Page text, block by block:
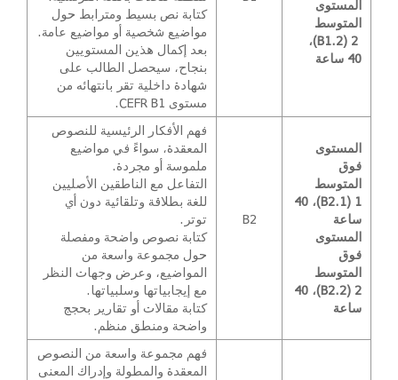
المستوى
المتوسط
2 (B1.2)،
40 ساعة
كتابة نص بسيط ومترابط حول
مواضيع شخصية أو مواضيع عامة.
بعد إكمال هذين المستويين
بنجاح، سيحصل الطالب على
شهادة داخلية تقر بانتهائه من
مستوى CEFR B1.
المستوى
فوق
المتوسط
1 (B2.1)، 40
ساعة
المستوى
فوق
المتوسط
2 (B2.2)، 40
ساعة
B2
فهم الأفكار الرئيسية للنصوص
المعقدة، سواءً في مواضيع
ملموسة أو مجردة.
التفاعل مع الناطقين الأصليين
للغة بطلاقة وتلقائية دون أي
توتر.
كتابة نصوص واضحة ومفصلة
حول مجموعة واسعة من
المواضيع، وعرض وجهات النظر
مع إيجابياتها وسلبياتها.
كتابة مقالات أو تقارير بحجج
واضحة ومنطق منظم.
فهم مجموعة واسعة من النصوص
المعقدة والمطولة وإدراك المعنى